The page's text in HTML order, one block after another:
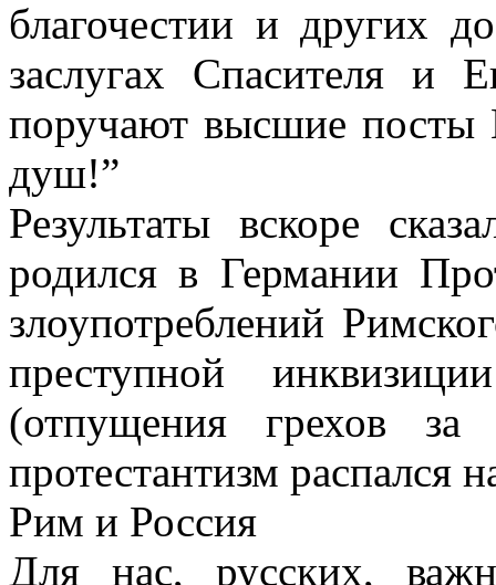
благочестии и других
заслугах Спасителя и
поручают высшие посты
душ!”
Результаты вскоре
родился в Германии
злоупотреблений
преступной
(отпущения грехов
протестантизм распался
Рим и Россия
Для нас, русских,